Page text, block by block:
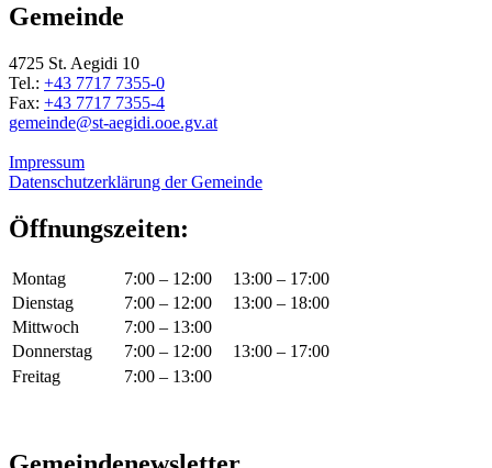
Gemeinde
4725 St. Aegidi 10
Tel.: +43 7717 7355-0
Fax: +43 7717 7355-4
gemeinde@st-aegidi.ooe.gv.at
Impressum
Datenschutzerklärung der Gemeinde
Öffnungszeiten:
Montag 7:00 – 12:00
13:00 – 17:00
Dienstag
7:00 – 12:00
13:00 – 18:00
Mittwoch
7:00 – 13:00
Donnerstag
7:00 – 12:00
13:00 – 17:00
Freitag
7:00 – 13:00